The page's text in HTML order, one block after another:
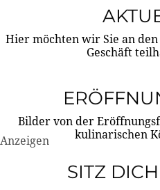
Hier möchten wir Sie an
Geschäft
Bilder von der
kulinarischen
Anzeigen
SITZ